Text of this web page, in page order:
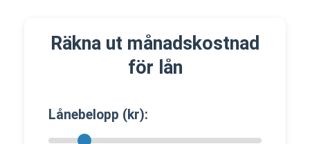
Räkna ut månadskostnad
för lån
Lånebelopp (kr):